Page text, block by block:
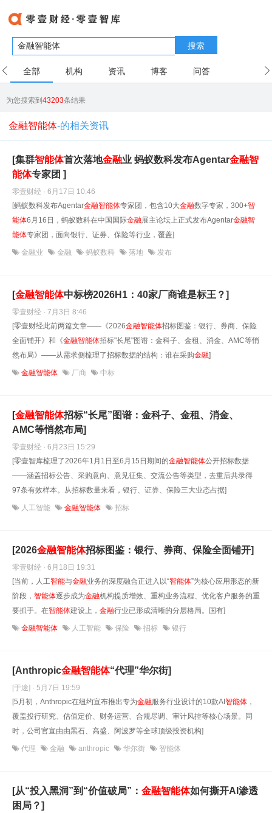
搜索
全部 机构 资讯 博客 问答
为您搜索到43203条结果
金融智能体-的相关资讯
[集群智能体首次落地金融业 蚂蚁数科发布Agentar金融智
能体专家团 ]
零壹财经 · 6月17日 10:46
[蚂蚁数科发布Agentar金融智能体专家团，包含10大金融数字专家，300+智
能体6月16日，蚂蚁数科在中国国际金融展主论坛上正式发布Agentar金融智
能体专家团，面向银行、证券、保险等行业，覆盖]
金融业 金融 蚂蚁数科 落地 发布
[金融智能体中标榜2026H1：40家厂商谁是标王？]
零壹财经 · 7月3日 8:46
[零壹财经此前两篇文章——《2026金融智能体招标图鉴：银行、券商、保险
全面铺开》和《金融智能体招标"长尾"图谱：金科子、金租、消金、AMC等悄
然布局》——从需求侧梳理了招标数据的结构：谁在采购金融]
金融智能体 厂商 中标
[金融智能体招标“长尾”图谱：金科子、金租、消金、
AMC等悄然布局]
零壹财经 · 6月23日 15:29
[零壹智库梳理了2026年1月1日至6月15日期间的金融智能体公开招标数据
——涵盖招标公告、采购意向、意见征集、交流公告等类型，去重后共录得
97条有效样本。从招标数量来看，银行、证券、保险三大业态占据]
人工智能 金融智能体 招标
[2026金融智能体招标图鉴：银行、券商、保险全面铺开]
零壹财经 · 6月18日 19:31
[当前，人工智能与金融业务的深度融合正进入以“智能体”为核心应用形态的新
阶段， 智能体逐步成为金融机构提质增效、重构业务流程、优化客户服务的重
要抓手。在智能体建设上， 金融行业已形成清晰的分层格局。国有]
金融智能体 人工智能 保险 招标 银行
[Anthropic金融智能体“代理”华尔街]
[于途] · 5月7日 19:59
[5月初，Anthropic在纽约宣布推出专为金融服务行业设计的10款AI智能体 ，
覆盖投行研究、估值定价、财务运营、合规尽调、审计风控等核心场景。同
时，公司官宣由由黑石、高盛、阿波罗等全球顶级投资机构]
代理 金融 anthropic 华尔街 智能体
[从“投入黑洞”到“价值破局”： 金融智能体如何撕开AI渗透
困局？]